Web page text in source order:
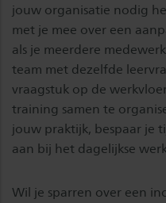
jouw organisatie nodig
met je mee over een
als je meerdere
team met dezelfde
vraagstuk op de
training samen te
jouw praktijk, bespaar je
aan bij het dagelijkse
Wil je sparren over een